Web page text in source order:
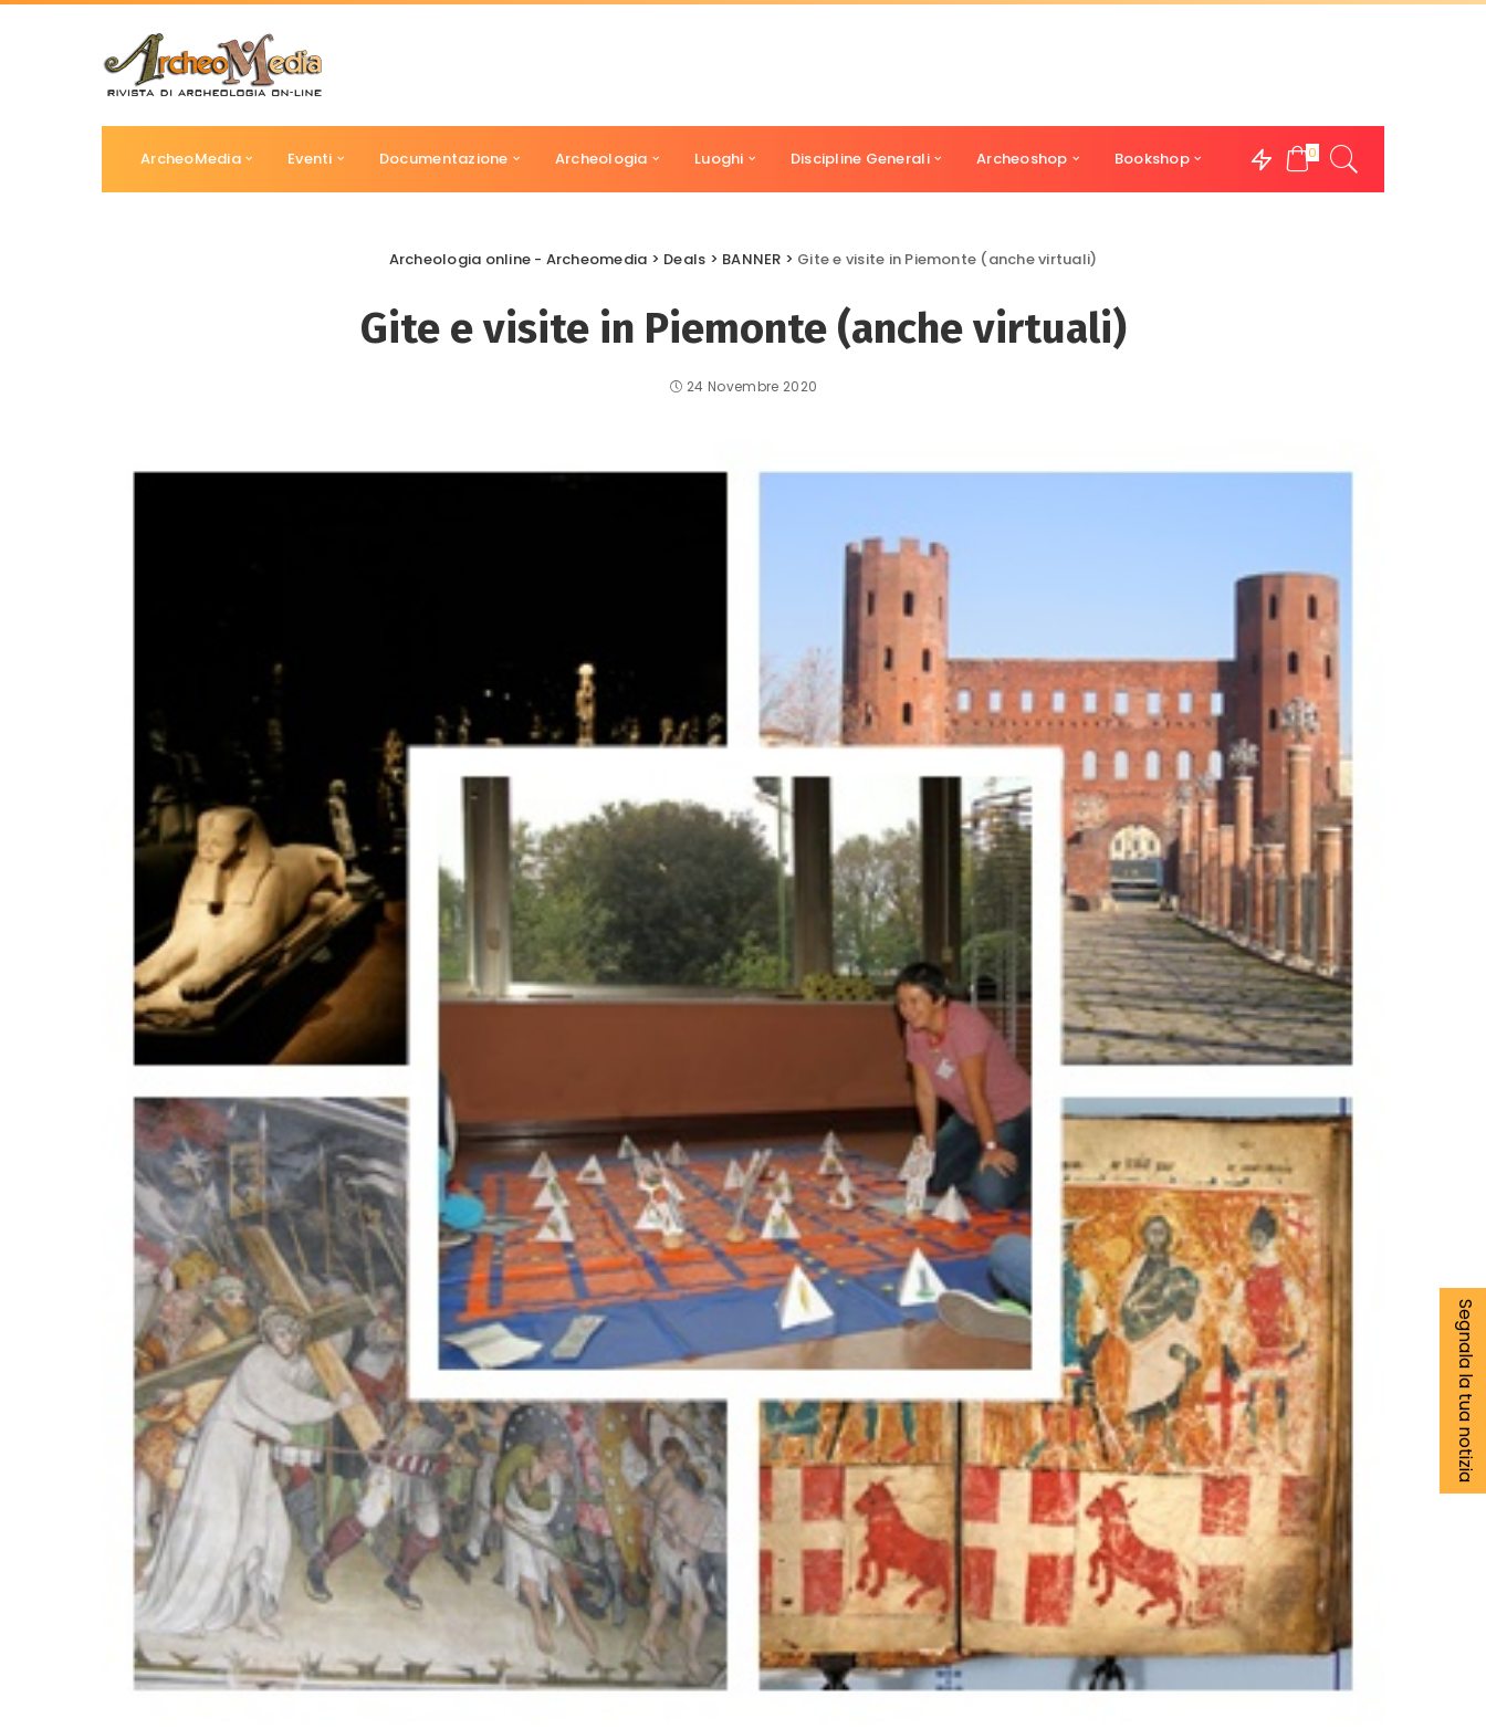
ArcheoMedia Eventi Documentazione Archeologia Luoghi Discipline Generali Archeoshop Bookshop 0
Archeologia online - Archeomedia > Deals > BANNER > Gite e visite in Piemonte (anche virtuali)
Gite e visite in Piemonte (anche virtuali)
24 Novembre 2020
Segnala la tua notizia